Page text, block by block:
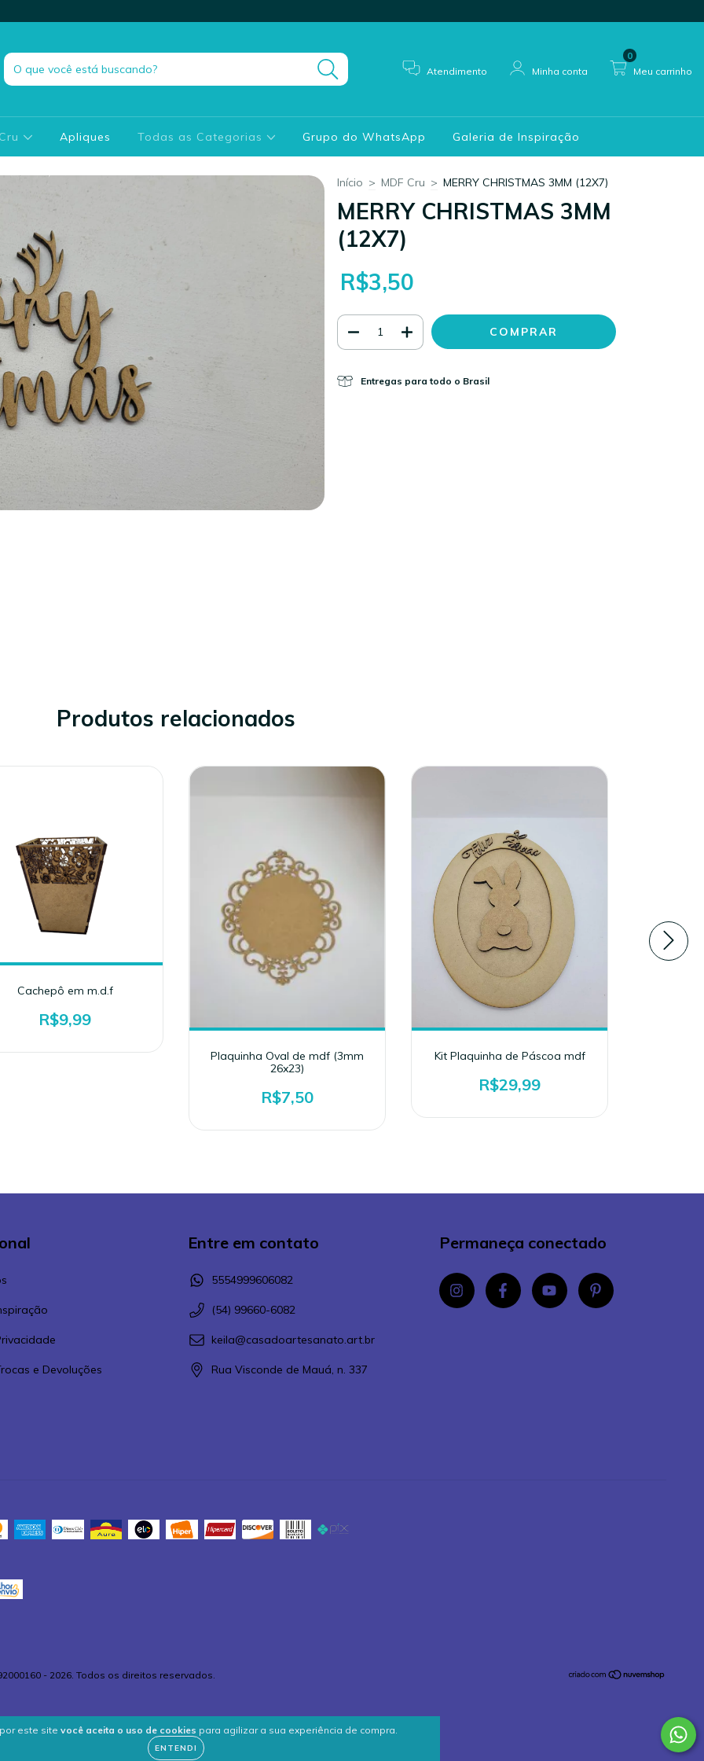
Atendimento Minha conta Meu carrinho
0
Apliques Todas as Categorias Grupo do WhatsApp Galeria de Inspiração
este site você aceita o uso de cookies para agilizar a sua experiência de compra.
ENTENDI
Início > MDF Cru > MERRY CHRISTMAS 3MM (12X7)
MERRY CHRISTMAS 3MM
(12X7)
R$3,50
Entregas para todo o Brasil
Produtos relacionados
Cachepô em m.d.f
R$9,99
Plaquinha Oval de mdf (3mm
26x23)
R$7,50
Kit Plaquinha de Páscoa mdf
R$29,99
e Devoluções
Entre em contato
5554999606082
(54) 99660-6082
keila@casadoartesanato.art.br
Rua Visconde de Mauá, n. 337
Permaneça conectado
- 2026. Todos os direitos reservados.